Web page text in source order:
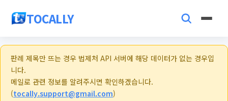
TOCALLY
판례 제목만 뜨는 경우 법제처 API 서버에 해당 데이터가 없는 경우입
니다.
메일로 관련 정보를 알려주시면 확인하겠습니다.
(tocally.support@gmail.com)